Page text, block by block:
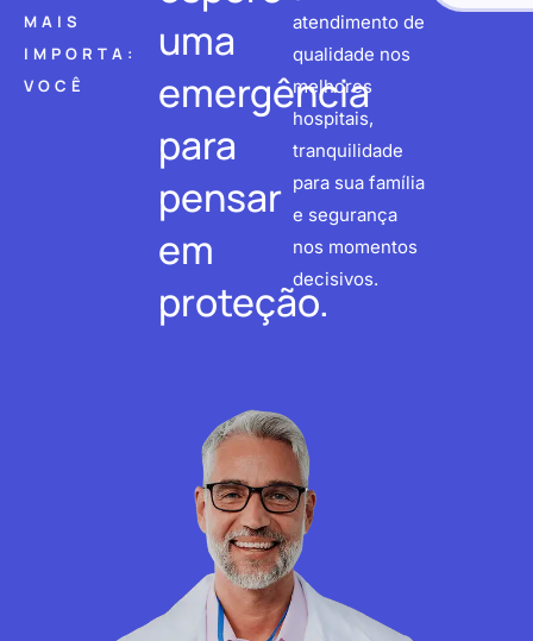
MAIS
IMPORTA:
VOCÊ
uma
emergência
para
pensar
em
proteção.
atendimento de
qualidade nos
melhores
hospitais,
tranquilidade
para sua família
e segurança
nos momentos
decisivos.